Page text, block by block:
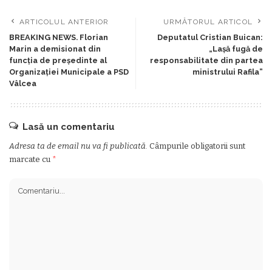
ARTICOLUL ANTERIOR
BREAKING NEWS. Florian
Marin a demisionat din
funcția de președinte al
Organizației Municipale a PSD
Vâlcea
URMĂTORUL ARTICOL
Deputatul Cristian Buican:
„Lașă fugă de
responsabilitate din partea
ministrului Rafila”
Lasă un comentariu
Adresa ta de email nu va fi publicată. Câmpurile obligatorii sunt
marcate cu *